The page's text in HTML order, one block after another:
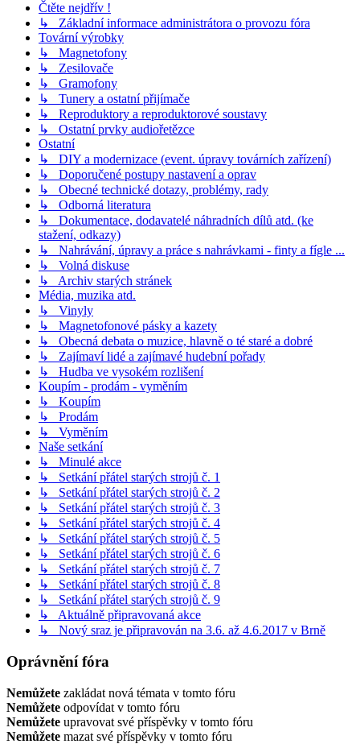
Čtěte nejdřív !
↳ Základní informace administrátora o provozu fóra
Tovární výrobky
↳ Magnetofony
↳ Zesilovače
↳ Gramofony
↳ Tunery a ostatní přijímače
↳ Reproduktory a reproduktorové soustavy
↳ Ostatní prvky audiořetězce
Ostatní
↳ DIY a modernizace (event. úpravy továrních zařízení)
↳ Doporučené postupy nastavení a oprav
↳ Obecné technické dotazy, problémy, rady
↳ Odborná literatura
↳ Dokumentace, dodavatelé náhradních dílů atd. (ke
stažení, odkazy)
↳ Nahrávání, úpravy a práce s nahrávkami - finty a fígle ...
↳ Volná diskuse
↳ Archiv starých stránek
Média, muzika atd.
↳ Vinyly
↳ Magnetofonové pásky a kazety
↳ Obecná debata o muzice, hlavně o té staré a dobré
↳ Zajímaví lidé a zajímavé hudební pořady
↳ Hudba ve vysokém rozlišení
Koupím - prodám - vyměním
↳ Koupím
↳ Prodám
↳ Vyměním
Naše setkání
↳ Minulé akce
↳ Setkání přátel starých strojů č. 1
↳ Setkání přátel starých strojů č. 2
↳ Setkání přátel starých strojů č. 3
↳ Setkání přátel starých strojů č. 4
↳ Setkání přátel starých strojů č. 5
↳ Setkání přátel starých strojů č. 6
↳ Setkání přátel starých strojů č. 7
↳ Setkání přátel starých strojů č. 8
↳ Setkání přátel starých strojů č. 9
↳ Aktuálně připravovaná akce
↳ Nový sraz je připravován na 3.6. až 4.6.2017 v Brně
Oprávnění fóra
Nemůžete zakládat nová témata v tomto fóru
Nemůžete odpovídat v tomto fóru
Nemůžete upravovat své příspěvky v tomto fóru
Nemůžete mazat své příspěvky v tomto fóru